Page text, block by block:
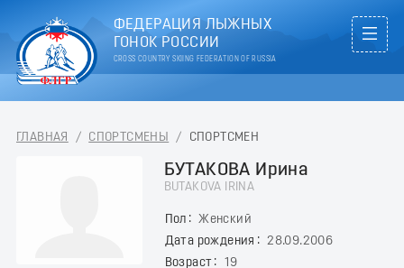
ФЕДЕРАЦИЯ ЛЫЖНЫХ
ГОНОК РОССИИ
CROSS COUNTRY SKIING FEDERATION OF RUSSIA
ГЛАВНАЯ / СПОРТСМЕНЫ / СПОРТСМЕН
БУТАКОВА Ирина
BUTAKOVA IRINA
Пол
Женский
Дата рождения
28.09.2006
Возраст
19